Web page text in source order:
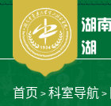
首页 > 科室导航>